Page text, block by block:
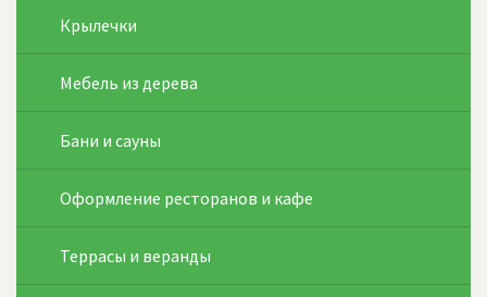
Крылечки
Мебель из дерева
Бани и сауны
Оформление ресторанов и кафе
Террасы и веранды